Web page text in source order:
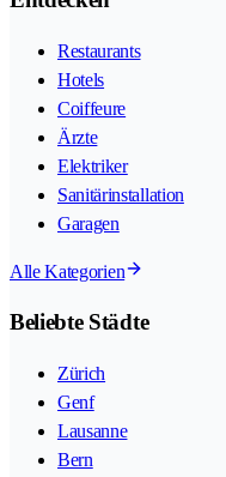
Restaurants
Hotels
Coiffeure
Ärzte
Elektriker
Sanitärinstallation
Garagen
Alle Kategorien
Beliebte Städte
Zürich
Genf
Lausanne
Bern